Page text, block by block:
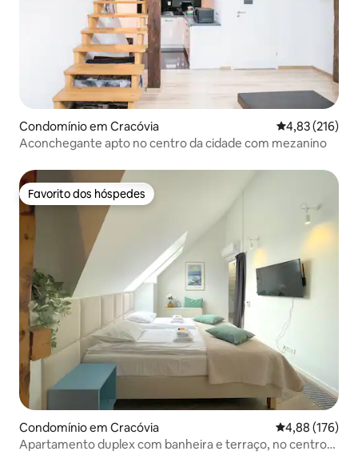
Condomínio em Cracóvia Classificação
4,83 (216)
Aconchegante apto no centro da cidade com mezanino
Favorito dos hóspedes
Favorito dos hóspedes
Condomínio em Cracóvia Classificação
4,88 (176)
Apartamento duplex com banheira e terraço, no centro